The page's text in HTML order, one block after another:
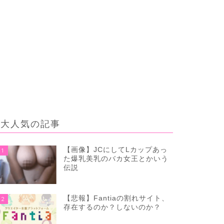
大人気の記事
1
【画像】JCにしてLカップあっ
た爆乳美乳のバカ女王とかいう
伝説
2
【悲報】Fantiaの割れサイト、
存在するのか？しないのか？